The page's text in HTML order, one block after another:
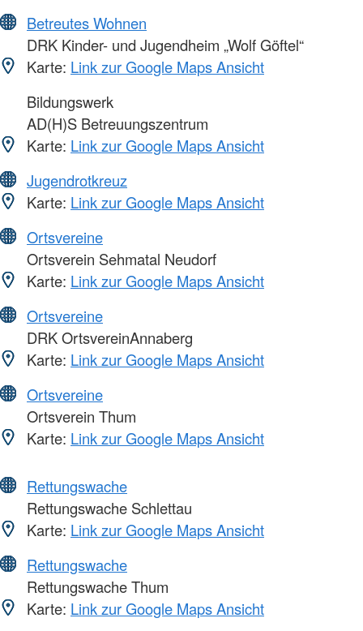
Betreutes Wohnen
DRK Kinder- und Jugendheim „Wolf Göftel“
Karte: Link zur Google Maps Ansicht
Bildungswerk
AD(H)S Betreuungszentrum
Karte: Link zur Google Maps Ansicht
Jugendrotkreuz
Karte: Link zur Google Maps Ansicht
Ortsvereine
Ortsverein Sehmatal Neudorf
Karte: Link zur Google Maps Ansicht
Ortsvereine
DRK OrtsvereinAnnaberg
Karte: Link zur Google Maps Ansicht
Ortsvereine
Ortsverein Thum
Karte: Link zur Google Maps Ansicht
Rettungswache
Rettungswache Schlettau
Karte: Link zur Google Maps Ansicht
Rettungswache
Rettungswache Thum
Karte: Link zur Google Maps Ansicht